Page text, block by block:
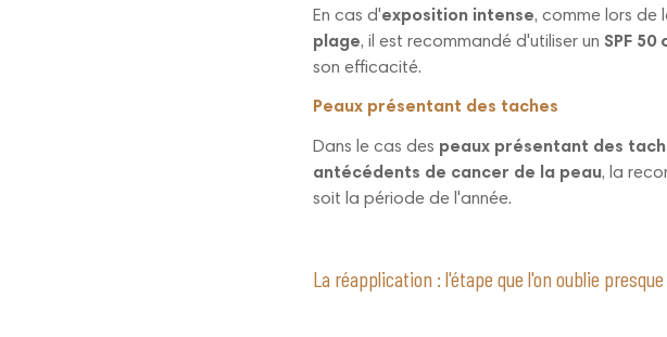
En cas d'exposition intense, comme lors de
plage, il est recommandé d'utiliser un SPF 50
son efficacité.
Peaux présentant des taches
Dans le cas des peaux présentant des
antécédents de cancer de la peau, la
soit la période de l'année.
La réapplication : l'étape que l'on oublie